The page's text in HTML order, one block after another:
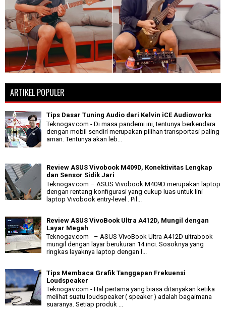
ARTIKEL POPULER
Tips Dasar Tuning Audio dari Kelvin iCE Audioworks
Teknogav.com - Di masa pandemi ini, tentunya berkendara
dengan mobil sendiri merupakan pilihan transportasi paling
aman. Tentunya akan leb...
Review ASUS Vivobook M409D, Konektivitas Lengkap
dan Sensor Sidik Jari
Teknogav.com – ASUS Vivobook M409D merupakan laptop
dengan rentang konfigurasi yang cukup luas untuk lini
laptop Vivobook entry-level . Pil...
Review ASUS VivoBook Ultra A412D, Mungil dengan
Layar Megah
Teknogav.com – ASUS VivoBook Ultra A412D ultrabook
mungil dengan layar berukuran 14 inci. Sosoknya yang
ringkas layaknya laptop dengan l...
Tips Membaca Grafik Tanggapan Frekuensi
Loudspeaker
Teknogav.com - Hal pertama yang biasa ditanyakan ketika
melihat suatu loudspeaker ( speaker ) adalah bagaimana
suaranya. Setiap produk ...